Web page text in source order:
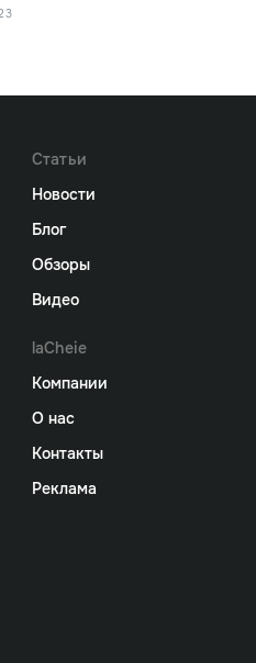
Статьи
Новости
Блог
Обзоры
Видео
laCheie
Компании
О нас
Контакты
Реклама